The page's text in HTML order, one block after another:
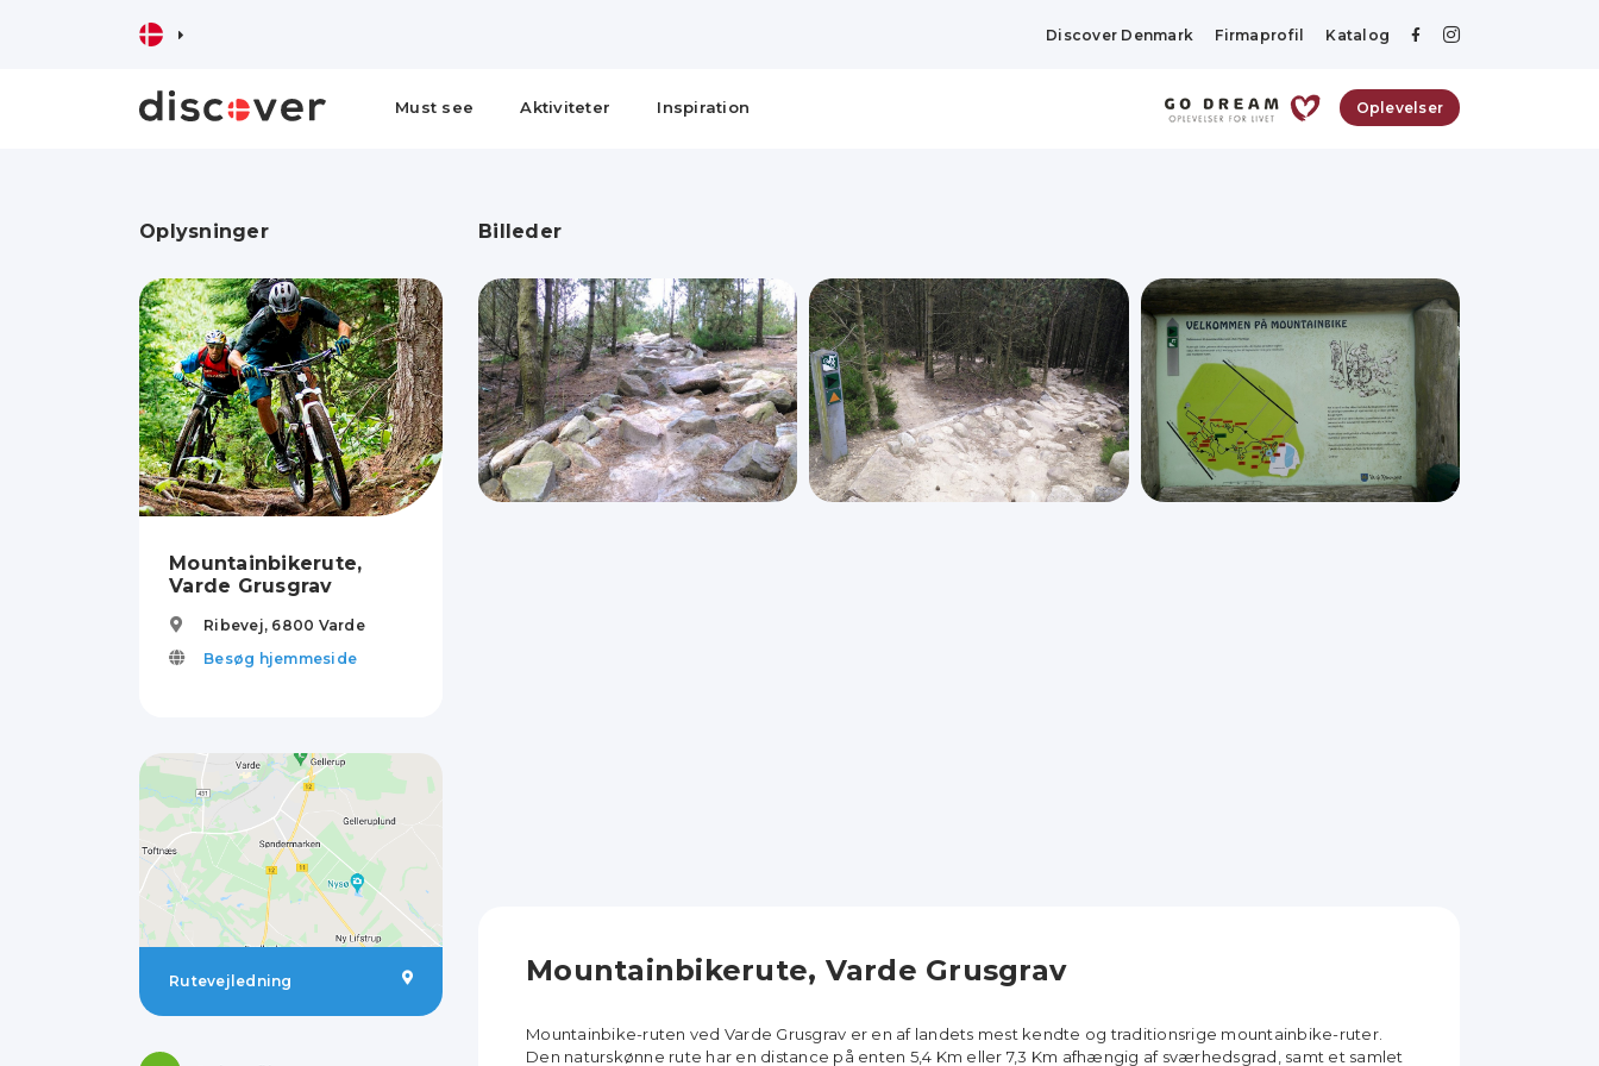
Discover Denmark Firmaprofil Katalog
Must see Aktiviteter Inspiration Oplevelser
Oplysninger
Mountainbikerute,
Varde Grusgrav
Ribevej, 6800 Varde
Besøg hjemmeside
Rutevejledning
Billeder
Mountainbikerute, Varde Grusgrav
Mountainbike-ruten ved Varde Grusgrav er en af landets mest kendte og traditionsrige mountainbike-ruter.
Den naturskønne rute har en distance på enten 5,4 Km eller 7,3 Km afhængig af sværhedsgrad, samt et samlet